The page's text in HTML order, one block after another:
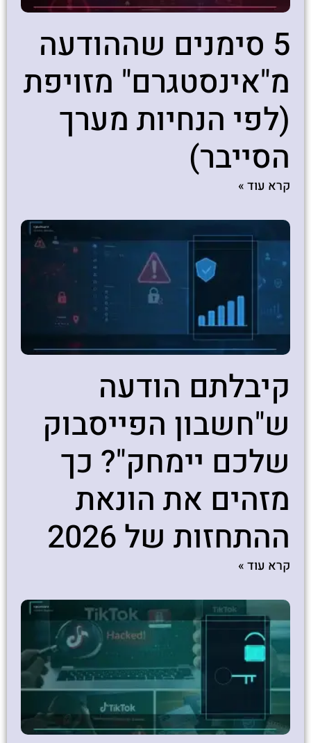
5 סימנים שההודעה
מ"אינסטגרם" מזויפת
(לפי הנחיות מערך
הסייבר)
קרא עוד »
קיבלתם הודעה
ש"חשבון הפייסבוק
שלכם יימחק"? כך
מזהים את הונאת
ההתחזות של 2026
קרא עוד »